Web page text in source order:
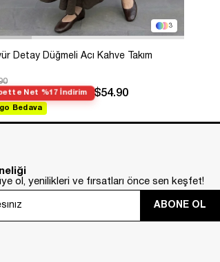
3
Detay Düğmeli Acı Kahve Takım
Net %17 İndirim $54.90
Bedava
ol, yenilikleri ve fırsatları önce sen keşfet!
ABONE OL